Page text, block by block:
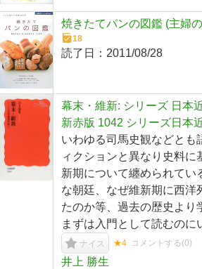
焼きたてパンの図鑑 (主婦
18
読了日： 2011/08/28
幕末・維新: シリーズ 日本
新赤版 1042 シリーズ日本
いわゆる司馬史観などとも
ィクションと異なり史料に
新期について纏められてい
な朝廷、なぜ維新期に西洋
たのか等、過去の歴史より
まずは入門として読むのに
ナイス ★4 コメントする(0)
井上 勝生